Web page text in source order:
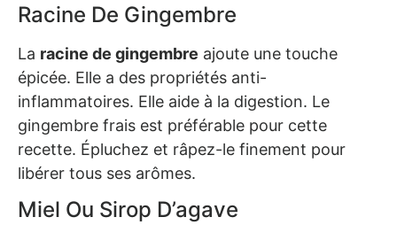
Racine De Gingembre
La racine de gingembre ajoute une touche
épicée. Elle a des propriétés anti-
inflammatoires. Elle aide à la digestion. Le
gingembre frais est préférable pour cette
recette. Épluchez et râpez-le finement pour
libérer tous ses arômes.
Miel Ou Sirop D’agave